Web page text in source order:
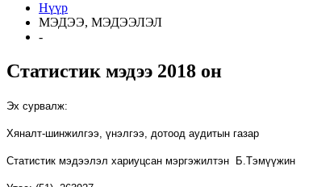
Нүүр
МЭДЭЭ, МЭДЭЭЛЭЛ
-
Статистик мэдээ 2018 он
Эх сурвалж:
Хяналт-шинжилгээ, үнэлгээ, дотоод аудитын газар
Статистик мэдээлэл хариуцсан мэргэжилтэн Б.Тэмүүжин